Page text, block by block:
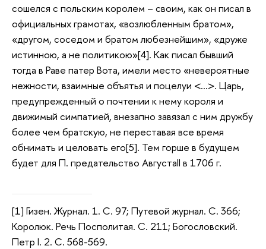
сошелся с польским королем – своим, как он писал в
официальных грамотах, «возлюбленным братом»,
«другом, соседом и братом любезнейшим», «друже
истинною, а не политикою»[4]. Как писал бывший
тогда в Раве патер Вота, имели место «невероятные
нежности, взаимные объятья и поцелуи <…>. Царь,
предупрежденный о почтении к нему короля и
движимый симпатией, внезапно завязал с ним дружбу
более чем братскую, не переставая все время
обнимать и целовать его[5]. Тем горше в будущем
будет для П. предательство АвгустаII в 1706 г.
[1] Гизен. Журнал. 1. С. 97; Путевой журнал. С. 366;
Королюк. Речь Посполитая. С. 211; Богословский.
Петр I. 2. С. 568-569.